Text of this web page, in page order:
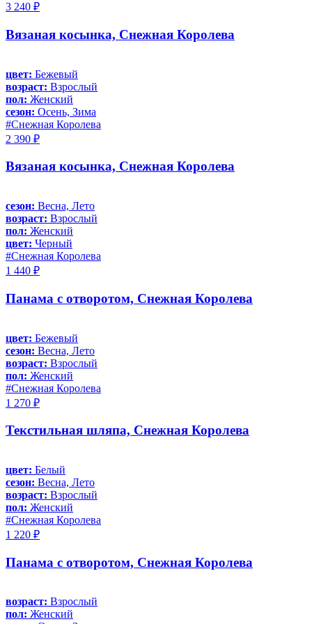
3 240 ₽
Вязаная косынка, Снежная Королева
цвет: Бежевый
возраст: Взрослый
пол: Женский
сезон: Осень, Зима
#Снежная Королева
2 390 ₽
Вязаная косынка, Снежная Королева
сезон: Весна, Лето
возраст: Взрослый
пол: Женский
цвет: Черный
#Снежная Королева
1 440 ₽
Панама с отворотом, Снежная Королева
цвет: Бежевый
сезон: Весна, Лето
возраст: Взрослый
пол: Женский
#Снежная Королева
1 270 ₽
Текстильная шляпа, Снежная Королева
цвет: Белый
сезон: Весна, Лето
возраст: Взрослый
пол: Женский
#Снежная Королева
1 220 ₽
Панама с отворотом, Снежная Королева
возраст: Взрослый
пол: Женский